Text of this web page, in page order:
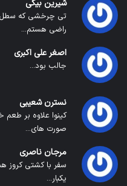
شیرین بیگی
تی چرخشی که سطل
راضی هستم...
اصغر علی اکبری
جالب بود...
نسترن شعیبی
کینوا علاوه بر
صورت های...
مرجان ناصری
سفر با کشتی کروز
یکبار...